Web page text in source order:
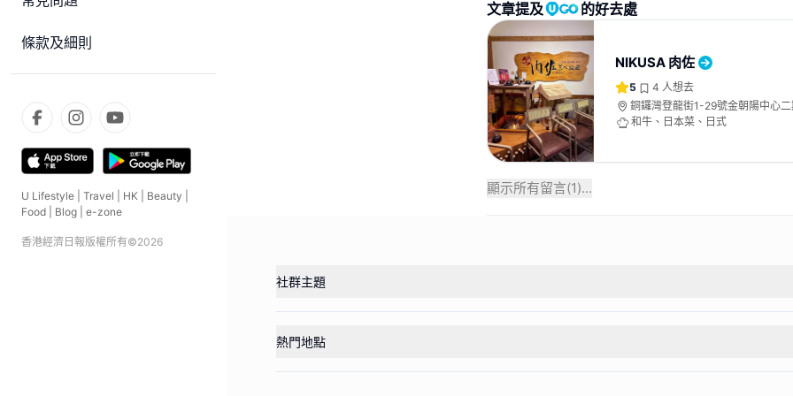
條款及細則
U Lifestyle Travel HK Beauty
Food
Blog e-zone
香港經濟日報版權所有©2026
文章提及 的好去處
NIKUSA 肉佐
5 4 人想去
銅鑼灣登龍街1-29號金朝陽中心
樓
和牛、日本菜、日式
顯示所有留言(1)...
社群主題
熱門地點